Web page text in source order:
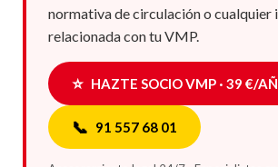
normativa de circulación o cualquier
relacionada con tu VMP.
⭐ HAZTE SOCIO VMP · 39 €/
📞 91 557 68 01